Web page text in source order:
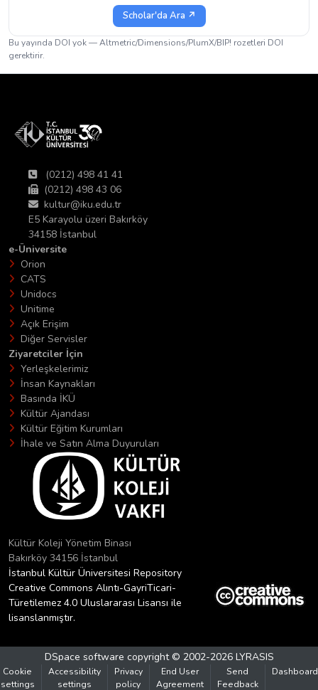
Scholar'da Ara ↗
Bu yayında DOI yok — Altmetric/Dimensions/PlumX/BIP! rozetleri DOI
gerektirir.
(0212) 498 41 41
(0212) 498 43 06
kultur@iku.edu.tr
E5 Karayolu üzeri Bakırköy
34158 İstanbul
e-Üniversite
Orion
CATS
Unidocs
Unitime
Açık Erişim
Diğer Servisler
Ziyaretciler İçin
Yerleşkelerimiz
İnsan Kaynakları
Basında İKÜ
Kültür Ajandası
Kültür Eğitim Kurumları
İhale ve Satın Alma Duyuruları
Kültür Koleji Yönetim Binası
Bakırköy 34156 İstanbul
İstanbul Kültür Üniversitesi Repository
Creative Commons Alıntı-GayriTicari-
Türetilemez 4.0 Uluslararası Lisansı ile
lisanslanmıştır.
DSpace software copyright © 2002-2026 LYRASIS
Cookie
settings
Accessibility
settings
Privacy
policy
End User
Agreement
Send
Feedback
Dashboard